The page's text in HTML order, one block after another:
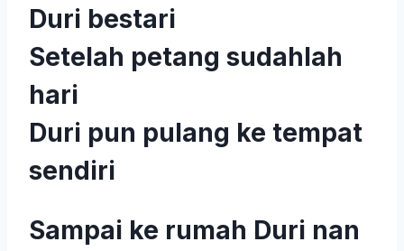
Duri bestari
Setelah petang sudahlah
hari
Duri pun pulang ke tempat
sendiri
Sampai ke rumah Duri nan